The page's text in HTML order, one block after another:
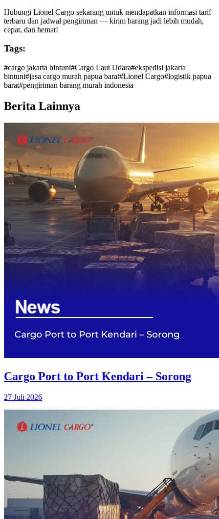
Hubungi Lionel Cargo sekarang untuk mendapatkan informasi tarif
terbaru dan jadwal pengiriman — kirim barang jadi lebih mudah,
cepat, dan hemat!
Tags:
#cargo jakarta bintuni#Cargo Laut Udara#ekspedisi jakarta
bintuni#jasa cargo murah papua barat#Lionel Cargo#logistik papua
barat#pengiriman barang murah indonesia
Berita Lainnya
Cargo Port to Port Kendari – Sorong
27 Juli 2026